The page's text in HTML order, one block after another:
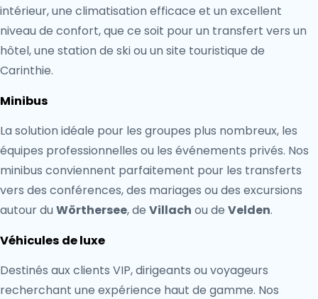
intérieur, une climatisation efficace et un excellent
niveau de confort, que ce soit pour un transfert vers un
hôtel, une station de ski ou un site touristique de
Carinthie.
Minibus
La solution idéale pour les groupes plus nombreux, les
équipes professionnelles ou les événements privés. Nos
minibus conviennent parfaitement pour les transferts
vers des conférences, des mariages ou des excursions
autour du Wörthersee, de Villach ou de Velden.
Véhicules de luxe
Destinés aux clients VIP, dirigeants ou voyageurs
recherchant une expérience haut de gamme. Nos